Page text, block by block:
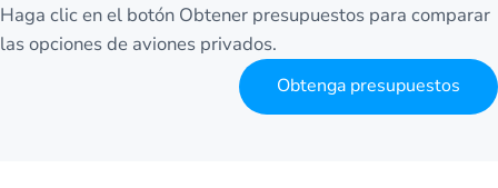
Haga clic en el botón Obtener presupuestos para comparar
las opciones de aviones privados.
Obtenga presupuestos